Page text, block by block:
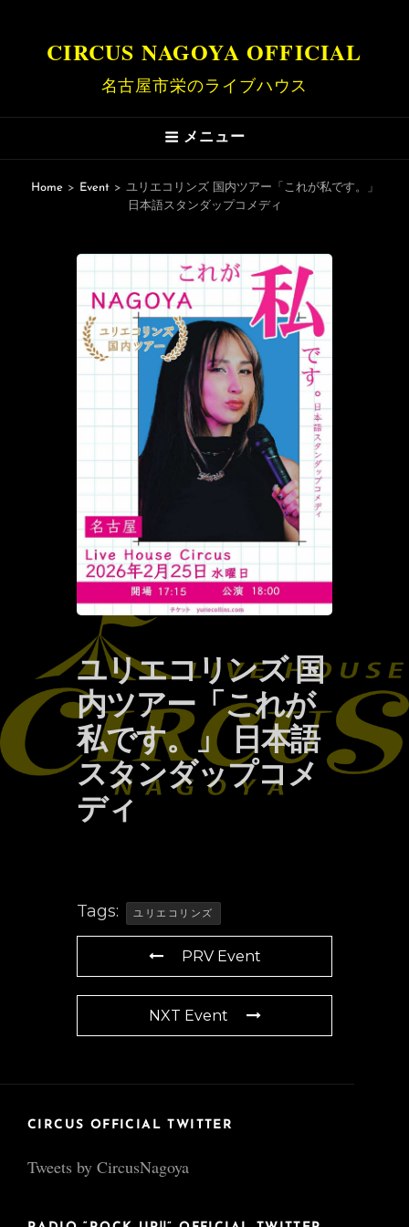
CIRCUS NAGOYA OFFICIAL
名古屋市栄のライブハウス
メニュー
Home > Event > ユリエコリンズ 国内ツアー「これが私です。」
日本語スタンダップコメディ
ユリエコリンズ 国
内ツアー「これが
私です。」 日本語
スタンダップコメ
ディ
Tags: ユリエコリンズ
PRV Event
NXT Event
CIRCUS OFFICIAL TWITTER
Tweets by CircusNagoya